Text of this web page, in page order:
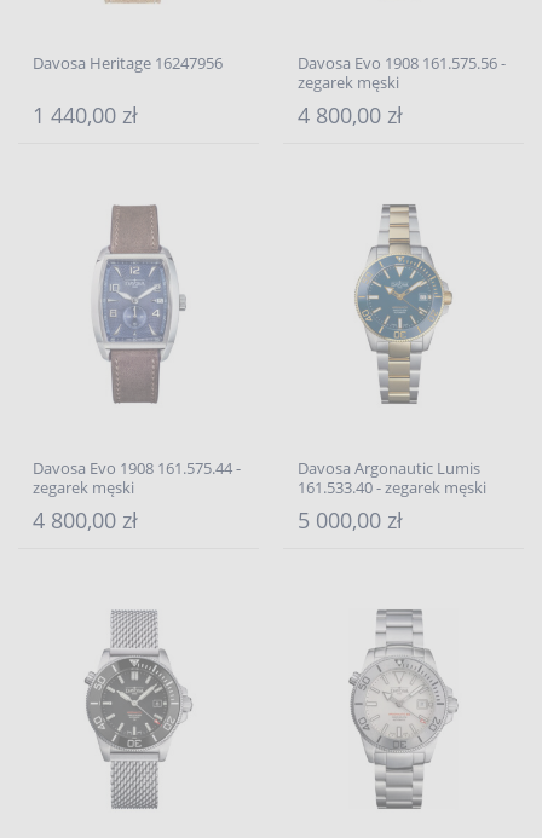
Davosa Heritage 16247956
1 440,00 zł
Davosa Evo 1908 161.575.56 -
zegarek męski
4 800,00 zł
Davosa Evo 1908 161.575.44 -
zegarek męski
4 800,00 zł
Davosa Argonautic Lumis
161.533.40 - zegarek męski
5 000,00 zł